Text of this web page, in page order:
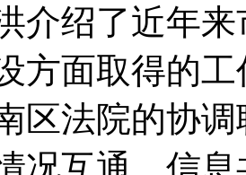
绍了近年来
方面取得的
区法院的协
况互通、信